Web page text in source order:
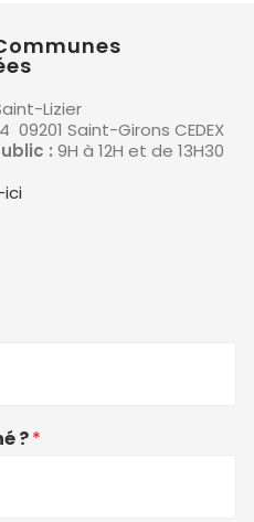
Lizier
09201 Saint-Girons CEDEX
: 9H à 12H et de 13H30
?*